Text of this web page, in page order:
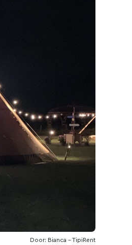
Door: Bianca - TipiRent